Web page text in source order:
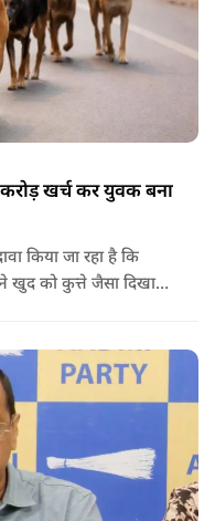
खर्च कर युवक बना
किया जा रहा है कि
खुद को कुत्ते जैसा दिखाने
और रहने की कोशिश